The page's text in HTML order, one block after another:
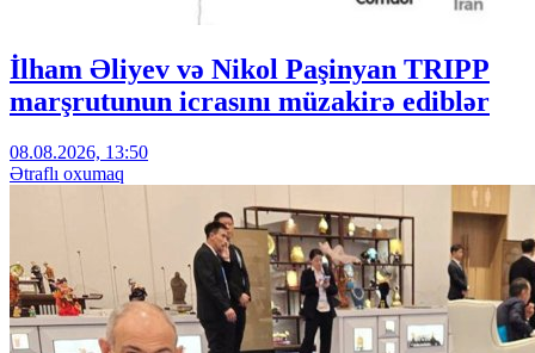
İlham Əliyev və Nikol Paşinyan TRIPP
marşrutunun icrasını müzakirə ediblər
08.08.2026, 13:50
Ətraflı oxumaq